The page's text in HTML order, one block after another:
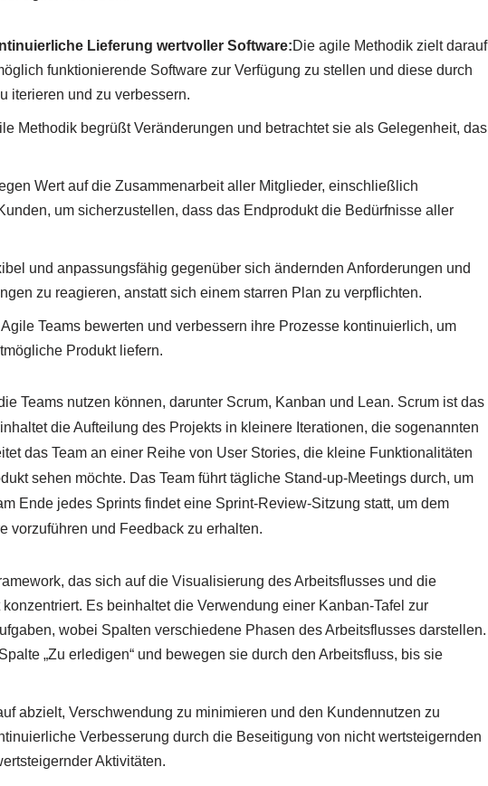
Lieferung wertvoller Software:Die agile Methodik zielt darauf
funktionierende Software zur Verfügung zu stellen und diese durch
iterieren und zu verbessern.
Methodik begrüßt Veränderungen und betrachtet sie als Gelegenheit, das
Wert auf die Zusammenarbeit aller Mitglieder, einschließlich
um sicherzustellen, dass das Endprodukt die Bedürfnisse aller
und anpassungsfähig gegenüber sich ändernden Anforderungen und
zu reagieren, anstatt sich einem starren Plan zu verpflichten.
Agile Teams bewerten und verbessern ihre Prozesse kontinuierlich, um
Produkt liefern.
Teams nutzen können, darunter Scrum, Kanban und Lean. Scrum ist das
die Aufteilung des Projekts in kleinere Iterationen, die sogenannten
das Team an einer Reihe von User Stories, die kleine Funktionalitäten
sehen möchte. Das Team führt tägliche Stand-up-Meetings durch, um
Ende jedes Sprints findet eine Sprint-Review-Sitzung statt, um dem
vorzuführen und Feedback zu erhalten.
das sich auf die Visualisierung des Arbeitsflusses und die
Es beinhaltet die Verwendung einer Kanban-Tafel zur
wobei Spalten verschiedene Phasen des Arbeitsflusses darstellen.
„Zu erledigen“ und bewegen sie durch den Arbeitsfluss, bis sie
abzielt, Verschwendung zu minimieren und den Kundennutzen zu
Verbesserung durch die Beseitigung von nicht wertsteigernden
Aktivitäten.